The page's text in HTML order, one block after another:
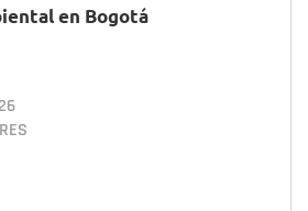
en Bogotá